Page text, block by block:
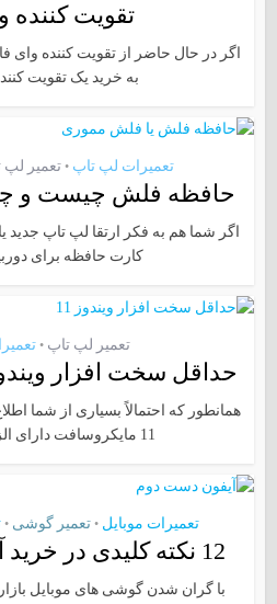
تقویت کننده
اگر در حال حاضر از تقویت کننده وای
به خرید یک تقویت
تعمیر لپ • تعمیرات لپ تاپ
حافظه فلش چیست و
اگر شما هم به فکر ارتقا لپ تاپ جدید
کارت حافظه برای
• تعمیر لپ تاپ
حداقل سخت‌ افزار ویندوز 11 چقدر
همانطور که احتمالاً بسیاری از شما
11 مایکروسافت دارای الزامات سخت...
• تعمیر گوشی • تعمیرات موبایل
12 نکته کلیدی در خرید آیفون دست دوم!
با گران شدن گوشی های موبایل